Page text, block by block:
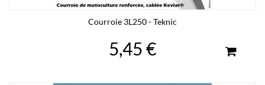
Courroie 3L250 - Teknic
5,45 €